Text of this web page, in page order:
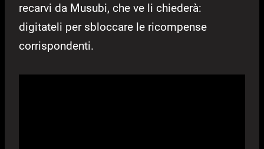
recarvi da Musubi, che ve li chiederà:
digitateli per sbloccare le ricompense
corrispondenti.